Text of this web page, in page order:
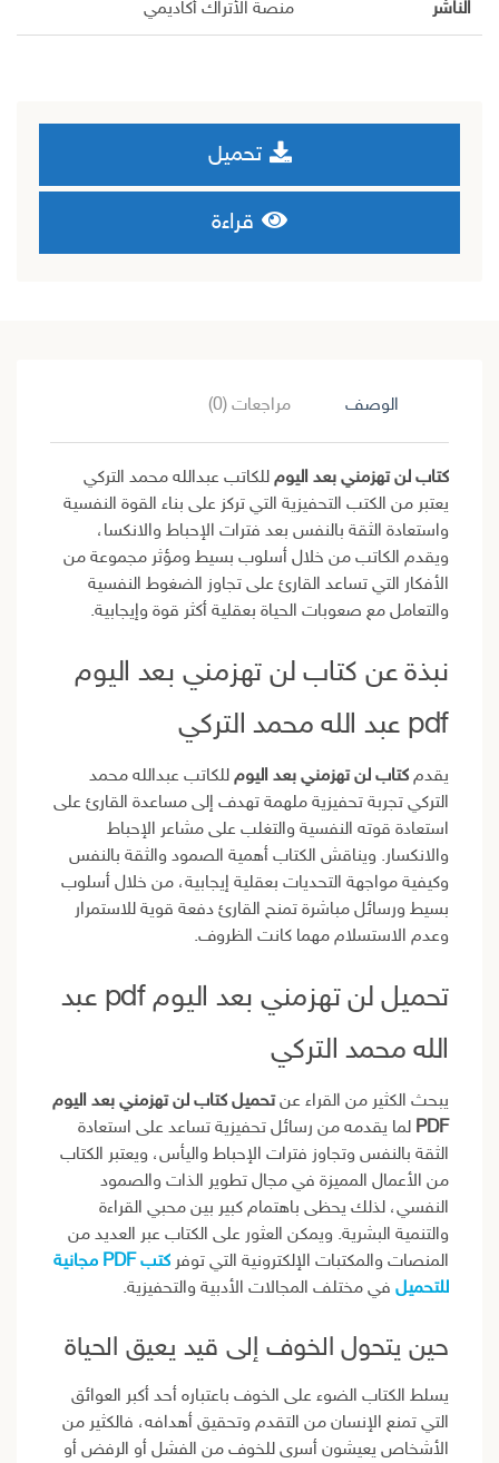
الناشر منصة الأتراك أكاديمي
تحميل
قراءة
الوصف مراجعات (0)
كتاب لن تهزمني بعد اليوم للكاتب عبدالله محمد التركي
يعتبر من الكتب التحفيزية التي تركز على بناء القوة النفسية
واستعادة الثقة بالنفس بعد فترات الإحباط والانكسا،
ويقدم الكاتب من خلال أسلوب بسيط ومؤثر مجموعة من
الأفكار التي تساعد القارئ على تجاوز الضغوط النفسية
والتعامل مع صعوبات الحياة بعقلية أكثر قوة وإيجابية.
نبذة عن كتاب لن تهزمني بعد اليوم
pdf عبد الله محمد التركي
يقدم كتاب لن تهزمني بعد اليوم للكاتب عبدالله محمد
التركي تجربة تحفيزية ملهمة تهدف إلى مساعدة القارئ على
استعادة قوته النفسية والتغلب على مشاعر الإحباط
والانكسار. ويناقش الكتاب أهمية الصمود والثقة بالنفس
وكيفية مواجهة التحديات بعقلية إيجابية، من خلال أسلوب
بسيط ورسائل مباشرة تمنح القارئ دفعة قوية للاستمرار
وعدم الاستسلام مهما كانت الظروف.
تحميل لن تهزمني بعد اليوم pdf عبد
الله محمد التركي
يبحث الكثير من القراء عنتحميل كتاب لن تهزمني بعد اليوم
PDF لما يقدمه من رسائل تحفيزية تساعد على استعادة
الثقة بالنفس وتجاوز فترات الإحباط واليأس، ويعتبر الكتاب
من الأعمال المميزة في مجال تطوير الذات والصمود
النفسي، لذلك يحظى باهتمام كبير بين محبي القراءة
والتنمية البشرية. ويمكن العثور على الكتاب عبر العديد من
المنصات والمكتبات الإلكترونية التي توفر
كتب PDF مجانية
للتحميل في مختلف المجالات الأدبية والتحفيزية.
حين يتحول الخوف إلى قيد يعيق الحياة
يسلط الكتاب الضوء على الخوف باعتباره أحد أكبر العوائق
التي تمنع الإنسان من التقدم وتحقيق أهدافه، فالكثير من
الأشخاص يعيشون أسرى للخوف من الفشل أو الرفض أو